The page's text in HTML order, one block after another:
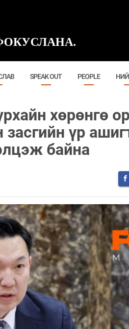
SPEAK OUT PEOPLE
хөрөнгө
үр
байна